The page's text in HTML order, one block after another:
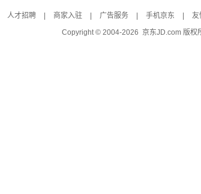
人才招聘 商家入驻 广告服务 手机京东 友
Copyright © 2004-2026 京东JD.com 版权